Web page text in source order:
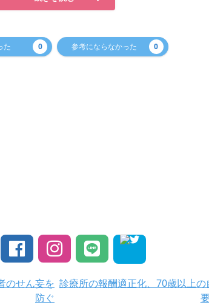
た 0 参考にならなかった 0
のせん妄を
防ぐ
診療所の報酬適正化、70歳以上